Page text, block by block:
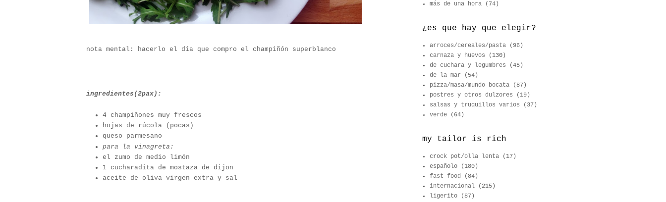
nota mental: hacerlo el día que compro el champiñón superblanco
ingredientes(2pax):
4 champiñones muy frescos
hojas de rúcola (pocas)
queso parmesano
para la vinagreta:
el zumo de medio limón
1 cucharadita de mostaza de dijon
aceite de oliva virgen extra y sal
más de una hora
(74)
¿es que hay que elegir?
arroces/cereales/pasta
(96)
carnaza y huevos
(130)
de cuchara y legumbres
(45)
de la mar
(54)
pizza/masa/mundo bocata
(87)
postres y otros dulzores
(19)
salsas y truquillos varios
(37)
verde
(64)
my tailor is rich
crock pot/olla lenta
(17)
españolo
(180)
fast-food
(84)
internacional
(215)
ligerito
(87)